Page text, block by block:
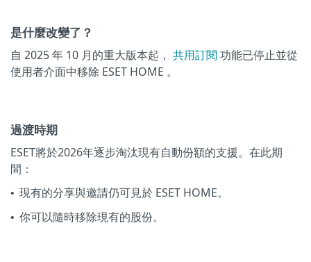
是什麼改變了？
自 2025 年 10 月的重大版本起， 共用訂閱 功能已停止並從
使用者介面中移除 ESET HOME 。
過渡時期
ESET將於2026年逐步淘汰現有自動份額的支援。在此期
間：
• 現有的分享與邀請仍可見於 ESET HOME。
• 你可以隨時移除現有的股份。